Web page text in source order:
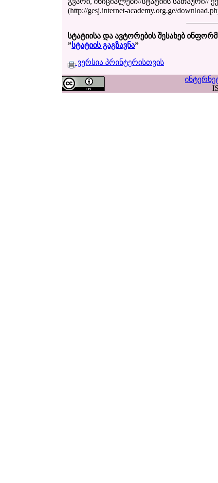
(http://gesj.internet-academy.org.ge/
სტატიისა და ავტორების შესახებ
”სტატიის გაგზავნა”
ვერსია პრინტერისთვის